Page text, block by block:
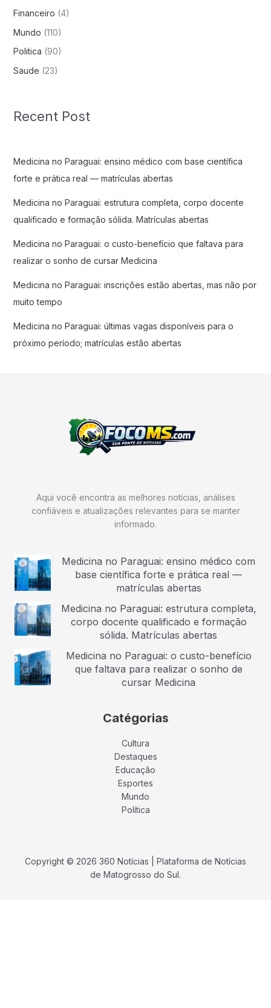
Financeiro (4)
Mundo (110)
Politica (90)
Saude (23)
Recent Post
Medicina no Paraguai: ensino médico com base científica
forte e prática real — matrículas abertas
Medicina no Paraguai: estrutura completa, corpo docente
qualificado e formação sólida. Matrículas abertas
Medicina no Paraguai: o custo-benefício que faltava para
realizar o sonho de cursar Medicina
Medicina no Paraguai: inscrições estão abertas, mas não por
muito tempo
Medicina no Paraguai: últimas vagas disponíveis para o
próximo período; matrículas estão abertas
Aqui você encontra as melhores notícias, análises
confiáveis e atualizações relevantes para se manter
informado.
Medicina no Paraguai: ensino médico com
base científica forte e prática real —
matrículas abertas
Medicina no Paraguai: estrutura completa,
corpo docente qualificado e formação
sólida. Matrículas abertas
Medicina no Paraguai: o custo-benefício
que faltava para realizar o sonho de
cursar Medicina
Catégorias
Cultura
Destaques
Educação
Esportes
Mundo
Política
Copyright © 2026 360 Notícias | Plataforma de Notícias
de Matogrosso do Sul.